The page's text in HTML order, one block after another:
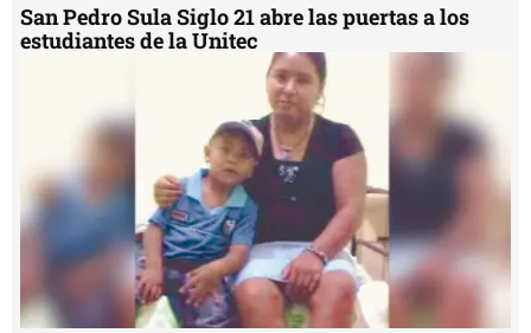
San Pedro Sula Siglo 21 abre las puertas a los
estudiantes de la Unitec